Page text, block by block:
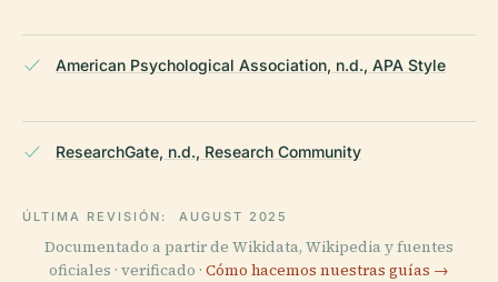
American Psychological Association, n.d., APA Style
ResearchGate, n.d., Research Community
ÚLTIMA REVISIÓN: AUGUST 2025
Documentado a partir de Wikidata, Wikipedia y fuentes
oficiales · verificado · Cómo hacemos nuestras guías →